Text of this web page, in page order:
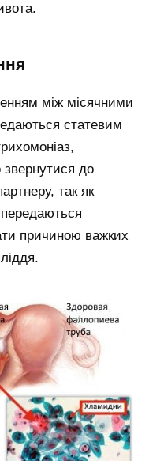
між місячними
статевим
звернутися до
так як
причиною важких